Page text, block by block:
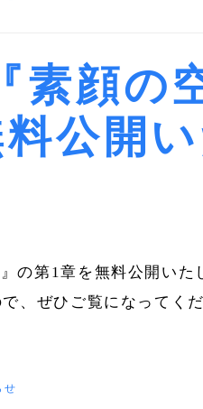
素顔の
公開い
の第1章を無料公開いた
、ぜひご覧になってく
せ